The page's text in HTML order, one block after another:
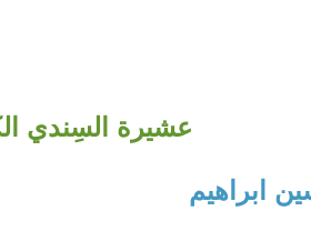
عشيرة السِندي
ابراهيم